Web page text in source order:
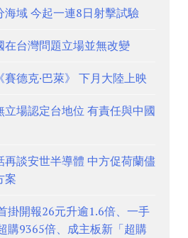
海域 今起一連8日射擊試驗
在台灣問題立場並無改變
德克·巴萊》 下月大陸上映
立場認定台地位 有責任與中國
再談安世半導體 中方促荷蘭儘
案
掛開報26元升逾1.6倍、一手
9365倍、成主板新「超購